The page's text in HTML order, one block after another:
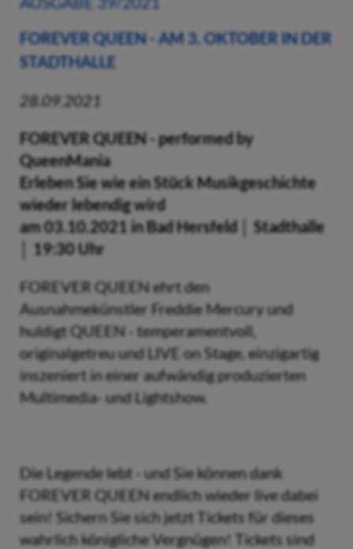
FOREVER QUEEN - AM 3. OKTOBER IN DER
STADTHALLE
28.09.2021
FOREVER QUEEN - performed by
QueenMania
Erleben Sie wie ein Stück Musikgeschichte
wieder lebendig wird
am 03.10.2021 in Bad Hersfeld │ Stadthalle
│ 19:30 Uhr
FOREVER QUEEN ehrt den
Ausnahmekünstler Freddie Mercury und
huldigt QUEEN - temperamentvoll,
originalgetreu und LIVE on Stage, einzigartig
inszeniert in einer aufwändig produzierten
Multimedia- und Lightshow.
Die Legende lebt - und Sie können dank
FOREVER QUEEN endlich wieder live dabei
sein! Sichern Sie sich jetzt Tickets für dieses
wahrlich königliche Vergnügen! Tickets sind